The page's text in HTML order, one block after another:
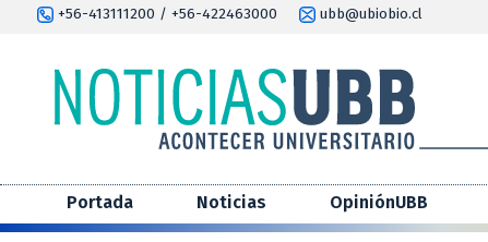
+56-413111200 / +56-422463000 ubb@ubiobio.cl
Portada Noticias OpiniónUBB